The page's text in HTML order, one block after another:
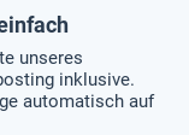
unseres
inklusive.
automatisch auf